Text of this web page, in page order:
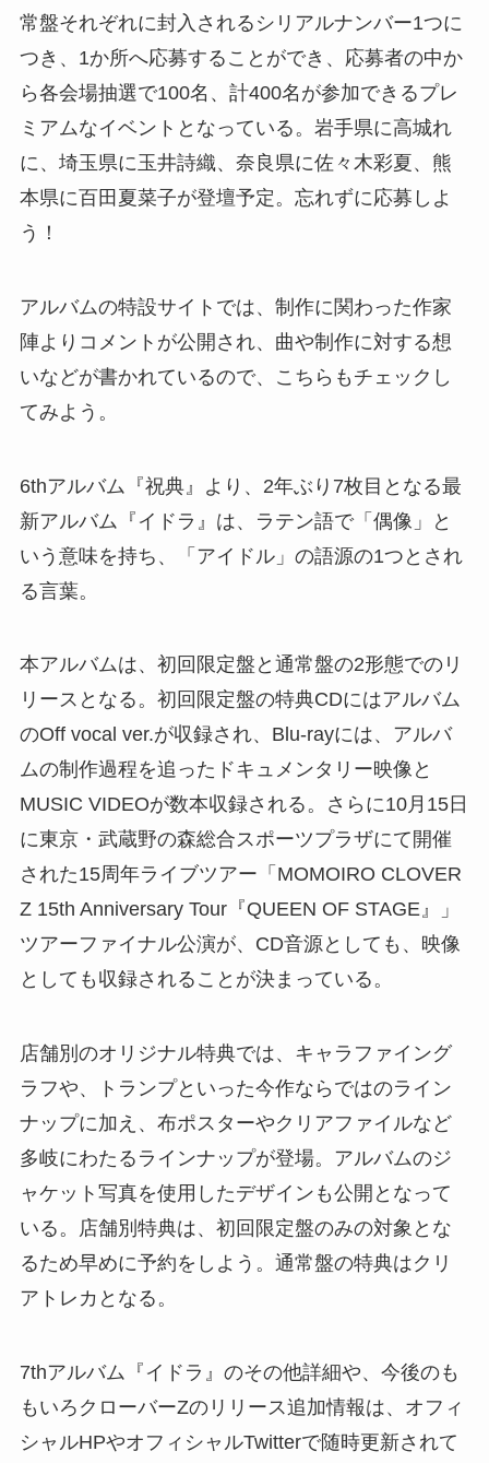
常盤それぞれに封入されるシリアルナンバー1つに
つき、1か所へ応募することができ、応募者の中か
ら各会場抽選で100名、計400名が参加できるプレ
ミアムなイベントとなっている。岩手県に高城れ
に、埼玉県に玉井詩織、奈良県に佐々木彩夏、熊
本県に百田夏菜子が登壇予定。忘れずに応募しよ
う！
アルバムの特設サイトでは、制作に関わった作家
陣よりコメントが公開され、曲や制作に対する想
いなどが書かれているので、こちらもチェックし
てみよう。
6thアルバム『祝典』より、2年ぶり7枚目となる最
新アルバム『イドラ』は、ラテン語で「偶像」と
いう意味を持ち、「アイドル」の語源の1つとされ
る言葉。
本アルバムは、初回限定盤と通常盤の2形態でのリ
リースとなる。初回限定盤の特典CDにはアルバム
のOff vocal ver.が収録され、Blu-rayには、アルバ
ムの制作過程を追ったドキュメンタリー映像と
MUSIC VIDEOが数本収録される。さらに10月15日
に東京・武蔵野の森総合スポーツプラザにて開催
された15周年ライブツアー「MOMOIRO CLOVER
Z 15th Anniversary Tour『QUEEN OF STAGE』」
ツアーファイナル公演が、CD音源としても、映像
としても収録されることが決まっている。
店舗別のオリジナル特典では、キャラファイング
ラフや、トランプといった今作ならではのライン
ナップに加え、布ポスターやクリアファイルなど
多岐にわたるラインナップが登場。アルバムのジ
ャケット写真を使用したデザインも公開となって
いる。店舗別特典は、初回限定盤のみの対象とな
るため早めに予約をしよう。通常盤の特典はクリ
アトレカとなる。
7thアルバム『イドラ』のその他詳細や、今後のも
もいろクローバーZのリリース追加情報は、オフィ
シャルHPやオフィシャルTwitterで随時更新されて